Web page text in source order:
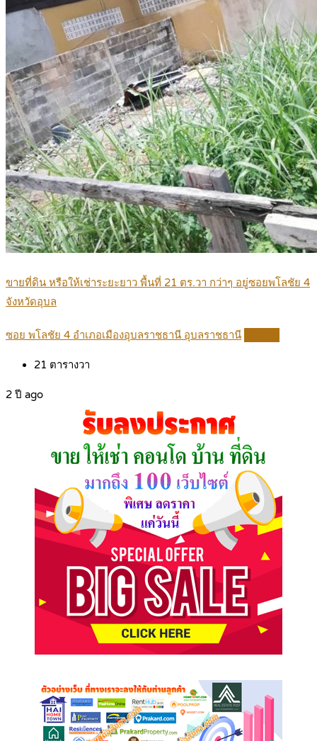
ขายที่ดิน หรือให้เช่าระยะยาว พื้นที่ 21 ตร.วา กว่าๆ อยู่ซอยพโลชัย 4
จังหวัดอุบล
ซอย พโลชัย 4 อำเภอเมืองอุบลราชธานี อุบลราชธานี
21 ตารางวา
2 ปี ago